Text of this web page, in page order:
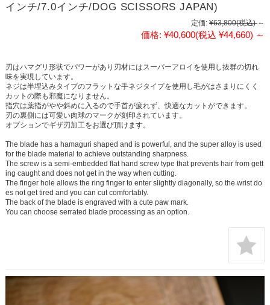
インチ/7.0インチ/DOG SCISSORS JAPAN)
定価: ¥63,800(税込) ～
価格: ¥40,600(税込 ¥44,660) ～
刃はハマグリ形状でパワーがあり刃材にはスーパーアロイを使用し抜群の切れ
味を実現しています。
ネジは半埋込みタイプのフラットな手ネジタイプを使用し毛がはさまりにくく
カットの際も邪魔になりません。
指穴は薬指がやや斜めに入るので手首が疲れず、快適なカットができます。
刃の裏側には可愛い肉球のマークが刻印されています。
オプションでギザ刃加工をお選び頂けます。
The blade has a hamaguri shaped and is powerful, and the super alloy is used
for the blade material to achieve outstanding sharpness.
The screw is a semi-embedded flat hand screw type that prevents hair from gett
ing caught and does not get in the way when cutting.
The finger hole allows the ring finger to enter slightly diagonally, so the wrist do
es not get tired and you can cut comfortably.
The back of the blade is engraved with a cute paw mark.
You can choose serrated blade processing as an option.